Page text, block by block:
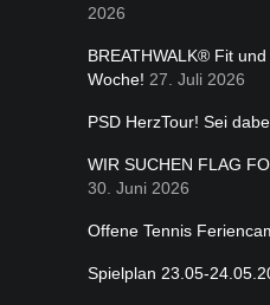
2026
BREATHWALK® Fit
Woche! 27. Juli 2026
PSD HerzTour! Sei
WIR SUCHEN FLAG
30. Juni 2026
Offene Tennis
Spielplan 23.05-